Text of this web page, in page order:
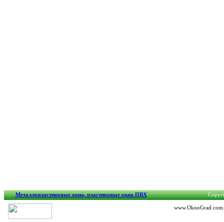
Металлопластиковые окна, пластиковые окна ПВХ